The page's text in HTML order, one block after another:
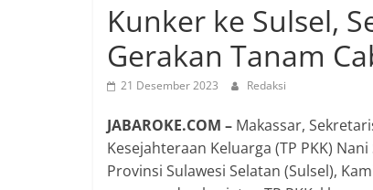
Kunker ke Sulsel,
Gerakan Tanam
21 Desember 2023 Redaksi
JABAROKE.COM – Makassar,
Kesejahteraan Keluarga (TP PKK)
Provinsi Sulawesi Selatan (Sulsel),